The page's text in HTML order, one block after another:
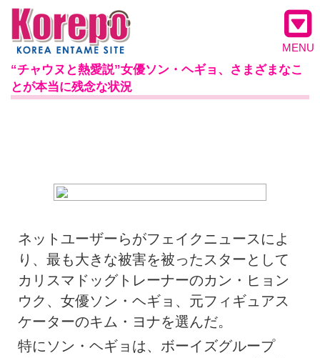
MENU
“チャウヌと熱愛説”女優ソン・ヘギョ、さまざまなこ
とが本当に残念な状況
ネットユーザーらがフェイクニュースによ
り、最も大きな被害を被ったスターとして
カリスマドッグトレーナーのカン・ヒョン
ウク、女優ソン・ヘギョ、元フィギュアス
ケーターのキム・ヨナを選んだ。
特にソン・ヘギョは、ボーイズグループ